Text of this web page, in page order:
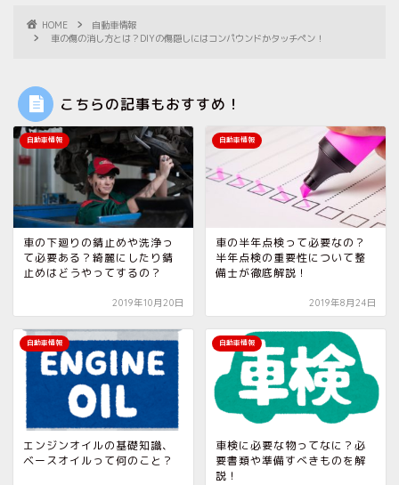
HOME
自動車情報
車の傷の消し方とは？DIYの傷隠しにはコンパウンドかタッチペン！
こちらの記事もおすすめ！
自動車情報
車の下廻りの錆止めや洗浄っ
て必要ある？綺麗にしたり錆
止めはどうやってするの？
2019年10月20日
自動車情報
車の半年点検って必要なの？
半年点検の重要性について整
備士が徹底解説！
2019年8月24日
自動車情報
エンジンオイルの基礎知識、
ベースオイルって何のこと？
自動車情報
車検に必要な物ってなに？必
要書類や準備すべきものを解
説！